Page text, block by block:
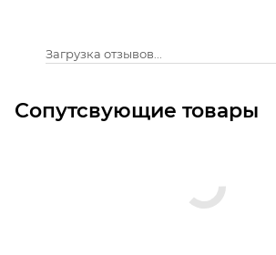
Загрузка отзывов...
Сопутсвующие товары